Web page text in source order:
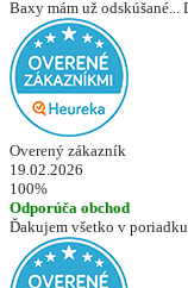
Baxy mám už
Overený zákazník
19.02.2026
100%
Odporúča obchod
Ďakujem všetko v